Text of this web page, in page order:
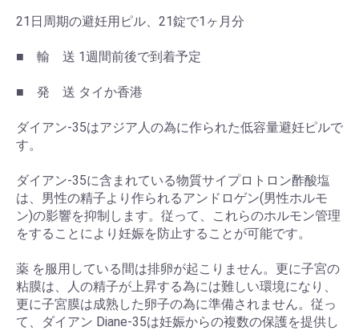
21日周期の避妊用ピル、21錠で1ヶ月分
■ 輸 送 1週間前後で到着予定
■ 発 送 タイか香港
ダイアン-35はアジア人の為に作られた低容量避妊ピルで
す。
ダイアン-35に含まれている物質サイプロトロン酢酸塩
は、男性の精子より作られるアンドロゲン(男性ホルモ
ン)の影響を抑制します。従って、これらのホルモン管理
をすることにより妊娠を防止することが可能です。
薬 を服用している間は排卵が起こりません。更に子宮の
粘膜は、人の精子が上昇する為には難しい環境になり、
更に子宮膜は成熟した卵子の為に準備されません。従っ
て、ダイアン Diane-35は妊娠からの複数の保護を提供し